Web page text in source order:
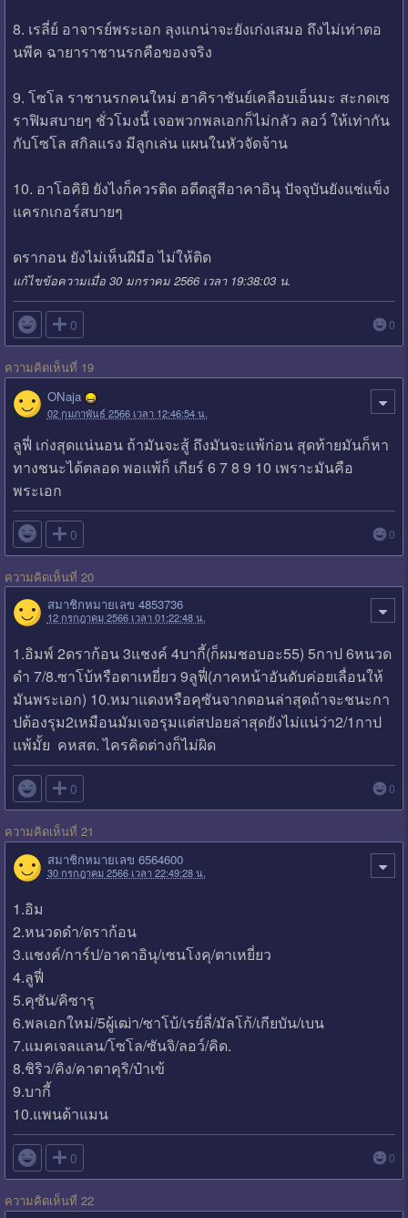
8. เรลี่ย์ อาจารย์พระเอก ลุงแกน่าจะยังเก่งเสมอ ถึงไม่เท่าตอ
นพีค ฉายาราชานรกคือของจริง
9. โซโล ราชานรกคนใหม่ ฮาคิราชันย์เคลือบเอ็นมะ สะกดเซ
ราฟิมสบายๆ ชั่วโมงนี้ เจอพวกพลเอกก็ไม่กลัว ลอว์ ให้เท่ากัน
กับโซโล สกิลแรง มีลูกเล่น แผนในหัวจัดจ้าน
10. อาโอคิยิ ยังไงก็ควรติด อดีตสูสีอาคาอินุ ปัจจุบันยังแช่แข็ง
แครกเกอร์สบายๆ
ดรากอน ยังไม่เห็นฝีมือ ไม่ให้ติด
แก้ไขข้อความเมื่อ 30 มกราคม 2566 เวลา 19:38:03 น.
 0 0
ความคิดเห็นที่ 19
ONaja
02 กุมภาพันธ์ 2566 เวลา 12:46:54 น.
ลูฟี่ เก่งสุดแน่นอน ถ้ามันจะสู้ ถึงมันจะแพ้ก่อน สุดท้ายมันก็หา
ทางชนะได้ตลอด พอแพ้ก็ เกียร์ 6 7 8 9 10 เพราะมันคือ
พระเอก
 0 0
ความคิดเห็นที่ 20
สมาชิกหมายเลข 4853736
12 กรกฎาคม 2566 เวลา 01:22:48 น.
1.อิมพ์ 2ดราก้อน 3แชงค์ 4บากี้(ก็ผมชอบอะ55) 5กาป 6หนวด
ดำ 7/8.ซาโบ้หรือตาเหยี่ยว 9ลูฟี่(ภาคหน้าอันดับค่อยเลื่อนให้
มันพระเอก) 10.หมาแดงหรือคุซันจากตอนล่าสุดถ้าจะชนะกา
ปต้องรุม2เหมือนมัมเจอรุมแต่สปอยล่าสุดยังไม่แน่ว่า2/1กาป
แพ้มั้ย คหสต. ไครคิดต่างก็ไม่ผิด
 0 0
ความคิดเห็นที่ 21
สมาชิกหมายเลข 6564600
30 กรกฎาคม 2566 เวลา 22:49:28 น.
1.อิม
2.หนวดดำ/ดราก้อน
3.แชงค์/การ์ป/อาคาอินุ/เซนโงคุ/ตาเหยี่ยว
4.ลูฟี่
5.คุซัน/คิซารุ
6.พลเอกใหม่/5ผู้เฒ่า/ซาโบ้/เรย์ลี่/มัลโก้/เกียบัน/เบน
7.แมคเจลแลน/โซโล/ซันจิ/ลอว์/คิด.
8.ชิริว/คิง/คาตาคุริ/ป๋าเข้
9.บากี้
10.แพนด้าแมน
 0 0
ความคิดเห็นที่ 22